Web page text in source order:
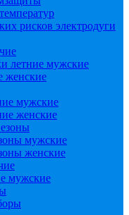
рисков электродуги
летние мужские
женские
мужские
женские
мужские
женские
мужские